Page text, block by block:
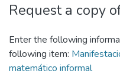
Request a copy
Enter the following
following item:
matemático informal